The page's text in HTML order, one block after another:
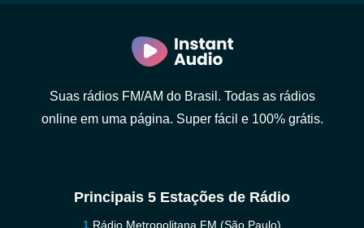
Suas rádios FM/AM do Brasil. Todas as rádios
online em uma página. Super fácil e 100% grátis.
Principais 5 Estações de Rádio
Rádio Metropolitana FM (São Paulo)